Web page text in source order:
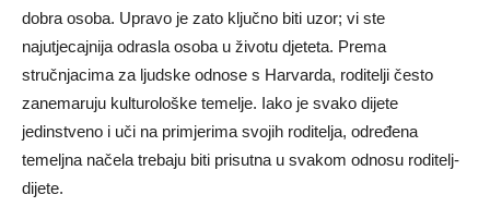
dobra osoba. Upravo je zato ključno biti uzor; vi ste
najutjecajnija odrasla osoba u životu djeteta. Prema
stručnjacima za ljudske odnose s Harvarda, roditelji često
zanemaruju kulturološke temelje. Iako je svako dijete
jedinstveno i uči na primjerima svojih roditelja, određena
temeljna načela trebaju biti prisutna u svakom odnosu roditelj-
dijete.